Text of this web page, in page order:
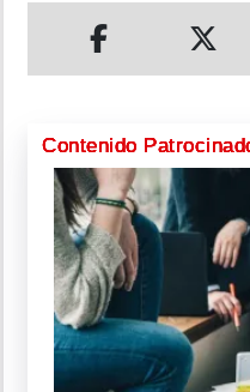
Contenido